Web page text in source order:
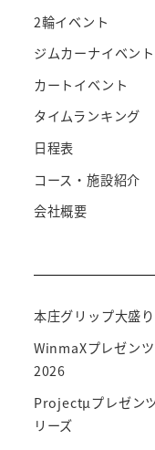
2輪イベント
ジムカーナイベント
カートイベント
タイムランキング
日程表
コース・施設紹介
会社概要
本庄グリップ大盛
WinmaXプレゼン
2026
Projectμプレゼン
リーズ